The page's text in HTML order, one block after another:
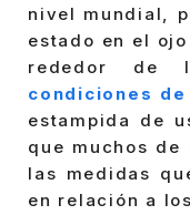
nivel mundial,
estado en el
rededor de
condiciones de
estampida de
que muchos
las medidas
en relación a